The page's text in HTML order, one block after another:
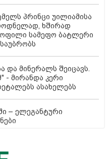
პრინცი უილიამისა
ხშირად
სამეფო ბატლერი
და მინერალს შეიცავს.
- მირანდა კერი
ასახელებს
– ელეგანტური